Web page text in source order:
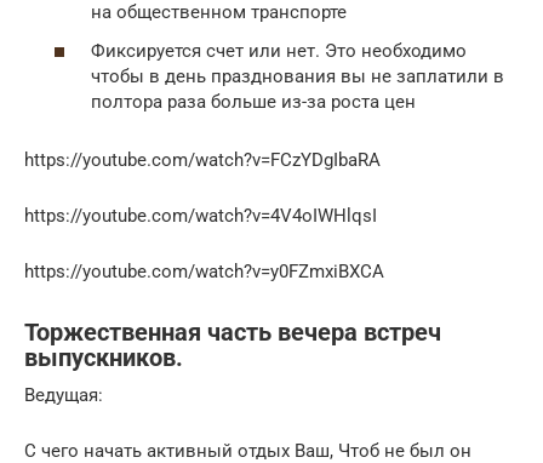
на общественном транспорте
Фиксируется счет или нет. Это необходимо
чтобы в день празднования вы не заплатили в
полтора раза больше из-за роста цен
https://youtube.com/watch?v=FCzYDgIbaRA
https://youtube.com/watch?v=4V4oIWHlqsI
https://youtube.com/watch?v=y0FZmxiBXCA
Торжественная часть вечера встреч
выпускников.
Ведущая:
С чего начать активный отдых Ваш, Чтоб не был он